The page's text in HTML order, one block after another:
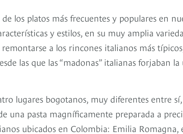
los platos más frecuentes y populares en
y estilos, en su muy amplia
remontarse a los rincones italianos más
las que las “madonas” italianas forjaban
lugares bogotanos, muy diferentes entre
una pasta magníficamente preparada a
ubicados en Colombia: Emilia